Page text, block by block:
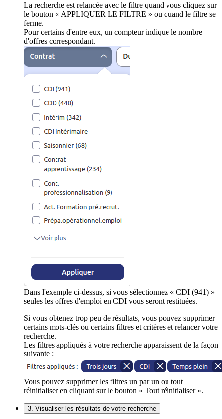
La recherche est relancée avec le filtre quand vous cliquez sur
le bouton « APPLIQUER LE FILTRE » ou quand le filtre se
ferme.
Pour certains d'entre eux, un compteur indique le nombre
d'offres correspondant.
Dans l'exemple ci-dessus, si vous sélectionnez « CDI (941) »
seules les offres d'emploi en CDI vous seront restituées.
Si vous obtenez trop peu de résultats, vous pouvez supprimer
certains mots-clés ou certains filtres et critères et relancer votre
recherche.
Les filtres appliqués à votre recherche apparaissent de la façon
suivante :
Vous pouvez supprimer les filtres un par un ou tout
réinitialiser en cliquant sur le bouton « Tout réinitialiser ».
3. Visualiser les résultats de votre recherche